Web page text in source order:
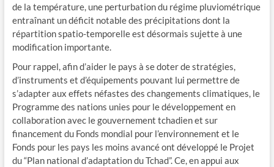
de la température, une perturbation du régime pluviométrique
entraînant un déficit notable des précipitations dont la
répartition spatio-temporelle est désormais sujette à une
modification importante.
Pour rappel, afin d’aider le pays à se doter de stratégies,
d’instruments et d’équipements pouvant lui permettre de
s’adapter aux effets néfastes des changements climatiques, le
Programme des nations unies pour le développement en
collaboration avec le gouvernement tchadien et sur
financement du Fonds mondial pour l’environnement et le
Fonds pour les pays les moins avancé ont développé le Projet
du “Plan national d’adaptation du Tchad”. Ce, en appui aux